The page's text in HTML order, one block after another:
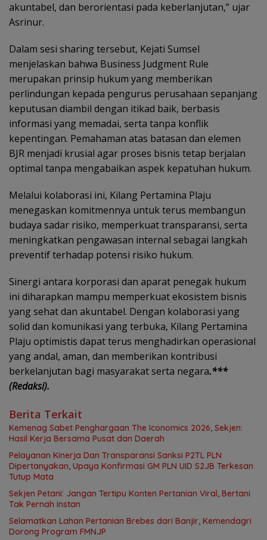
akuntabel, dan berorientasi pada keberlanjutan,” ujar
Asrinur.
Dalam sesi sharing tersebut, Kejati Sumsel
menjelaskan bahwa Business Judgment Rule
merupakan prinsip hukum yang memberikan
perlindungan kepada pengurus perusahaan sepanjang
keputusan diambil dengan itikad baik, berbasis
informasi yang memadai, serta tanpa konflik
kepentingan. Pemahaman atas batasan dan elemen
BJR menjadi krusial agar proses bisnis tetap berjalan
optimal tanpa mengabaikan aspek kepatuhan hukum.
Melalui kolaborasi ini, Kilang Pertamina Plaju
menegaskan komitmennya untuk terus membangun
budaya sadar risiko, memperkuat transparansi, serta
meningkatkan pengawasan internal sebagai langkah
preventif terhadap potensi risiko hukum.
Sinergi antara korporasi dan aparat penegak hukum
ini diharapkan mampu memperkuat ekosistem bisnis
yang sehat dan akuntabel. Dengan kolaborasi yang
solid dan komunikasi yang terbuka, Kilang Pertamina
Plaju optimistis dapat terus menghadirkan operasional
yang andal, aman, dan memberikan kontribusi
berkelanjutan bagi masyarakat serta negara.***
(Redaksi).
Berita Terkait
Kemenag Sabet Penghargaan The Iconomics 2026, Sekjen:
Hasil Kerja Bersama Pusat dan Daerah
Pelayanan Kinerja Dan Transparansi Sanksi P2TL PLN
Dipertanyakan, Upaya Konfirmasi GM PLN UID S2JB Terkesan
Tutup Mata
Sekjen Petani: Jangan Tertipu Konten Pertanian Viral, Bertani
Tak Pernah Instan
Selamatkan Lahan Pertanian Brebes dari Banjir, Kemendagri
Dorong Program FMNJP